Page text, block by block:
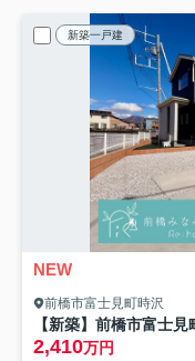
新築一戸建
NEW
前橋市富士見町時沢
2,410万円